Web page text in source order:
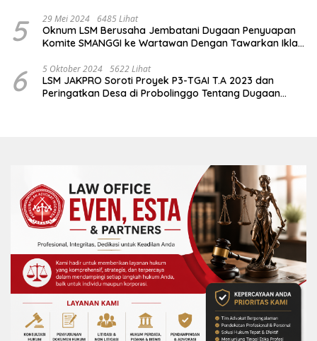
5 29 Mei 2024 6485 Lihat
Oknum LSM Berusaha Jembatani Dugaan Penyuapan
Komite SMANGGI ke Wartawan Dengan Tawarkan Iklan
6 5 Oktober 2024 5622 Lihat
LSM JAKPRO Soroti Proyek P3-TGAI T.A 2023 dan
Peringatkan Desa di Probolinggo Tentang Dugaan